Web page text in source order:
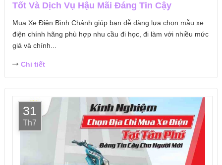
Tốt Và Dịch Vụ Hậu Mãi Đáng Tin Cậy
Mua Xe Điện Bình Chánh giúp bạn dễ dàng lựa chọn mẫu xe
điện chính hãng phù hợp nhu cầu đi học, đi làm với nhiều mức
giá và chính...
Chi tiết
31
Th7